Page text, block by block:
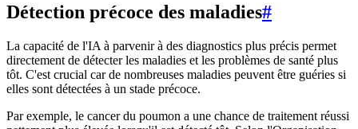
Détection précoce des maladies#
La capacité de l'IA à parvenir à des diagnostics plus précis permet
directement de détecter les maladies et les problèmes de santé plus
tôt. C'est crucial car de nombreuses maladies peuvent être guéries si
elles sont détectées à un stade précoce.
Par exemple, le cancer du poumon a une chance de traitement réussi